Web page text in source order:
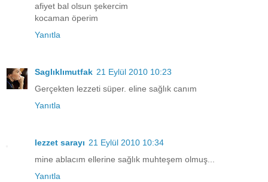
afiyet bal olsun şekercim
kocaman öperim
Yanıtla
Saglıklımutfak 21 Eylül 2010 10:23
Gerçekten lezzeti süper. eline sağlık canım
Yanıtla
lezzet sarayı 21 Eylül 2010 10:34
mine ablacım ellerine sağlık muhteşem olmuş...
Yanıtla